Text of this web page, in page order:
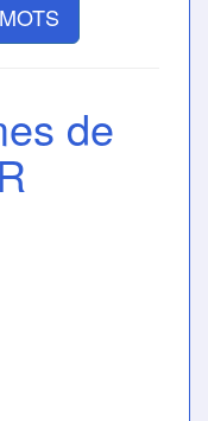
de